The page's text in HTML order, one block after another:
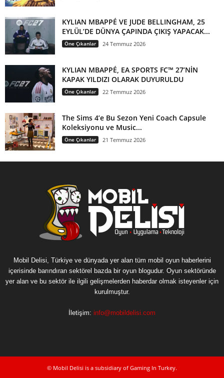
KYLIAN MBAPPÉ VE JUDE BELLINGHAM, 25
EYLÜL’DE DÜNYA ÇAPINDA ÇIKIŞ YAPACAK...
Öne Çıkanlar 24 Temmuz 2026
KYLIAN MBAPPÉ, EA SPORTS FC™ 27’NİN
KAPAK YILDIZI OLARAK DUYURULDU
Öne Çıkanlar 22 Temmuz 2026
The Sims 4’e Bu Sezon Yeni Coach Capsule
Koleksiyonu ve Music...
Öne Çıkanlar 21 Temmuz 2026
Mobil Delisi, Türkiye ve dünyada yer alan tüm mobil oyun haberlerini
içerisinde barındıran sektörel bazda bir oyun blogudur. Oyun sektöründe
yer alan ve bu sektör ile ilgili gelişmelerden haberdar olmak isteyenler için
kurulmuştur.
İletişim: info@mobildelisi.com
© Mobil Delisi is a subsidiary of Gaming In Turkey.